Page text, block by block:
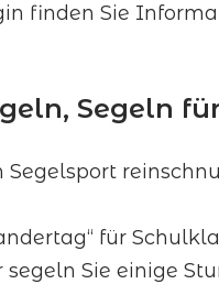
finden Sie
Segeln
für
segeln Sie einige